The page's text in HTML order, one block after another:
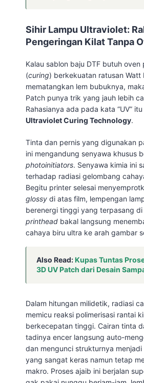
Sihir Lampu Ultraviolet:
Pengeringan Kilat Tanpa
Kalau sablon baju DTF butuh oven
(curing) berkekuatan ratusan Watt
mematangkan lem bubuknya,
Patch punya trik yang jauh lebih
Rahasianya ada pada kata “UV”
Ultraviolet Curing Technology.
Tinta dan pernis yang digunakan
ini mengandung senyawa khusus
photoinitiators. Senyawa kimia ini
terhadap radiasi gelombang
Begitu printer selesai
glossy di atas film, lempengan
berenergi tinggi yang terpasang di
printhead bakal langsung
cahaya biru ultra ke arah gambar
Also Read:Kupas Tuntas
3D UV Patch dari Desain
Dalam hitungan milidetik, radiasi
memicu reaksi polimerisasi rantai
berkecepatan tinggi. Cairan tinta
tadinya encer langsung auto-
dan mengunci strukturnya
yang sangat keras namun tetap
makro. Proses ajaib ini berjalan